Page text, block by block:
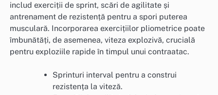
includ exerciții de sprint, scări de agilitate și
antrenament de rezistență pentru a spori puterea
musculară. Incorporarea exercițiilor pliometrice poate
îmbunătăți, de asemenea, viteza explozivă, crucială
pentru exploziile rapide în timpul unui contraatac.
Sprinturi interval pentru a construi
rezistența la viteză.